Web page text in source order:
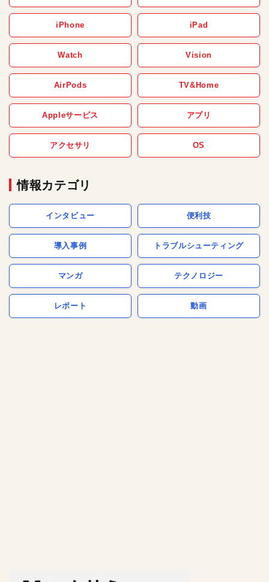
iPhone iPad
Watch Vision
AirPods TV&Home
Appleサービス アプリ
アクセサリ OS
情報カテゴリ
インタビュー 便利技
導入事例 トラブルシューティング
マンガ テクノロジー
レポート 動画